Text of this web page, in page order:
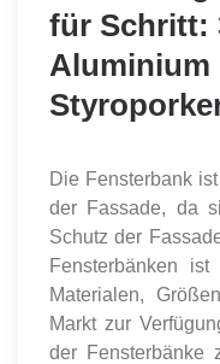
für Schritt:
Aluminium
Die Fensterbank
der Fassade, da
Schutz der
Fensterbänken
Materialen,
Markt zur
der Fensterbänke